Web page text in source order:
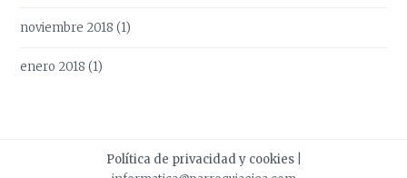
noviembre 2018 (1)
enero 2018 (1)
Política de privacidad y cookies